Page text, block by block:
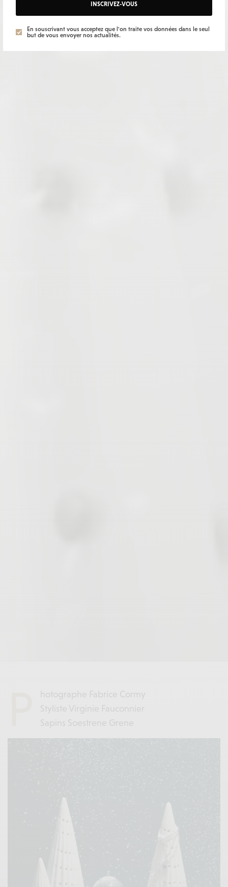
INSCRIVEZ-VOUS
En souscrivant vous acceptez que l'on traite vos données dans le seul
but de vous envoyer nos actualités.
hotographe Fabrice Cormy
Styliste Virginie Fauconnier
Sapins Soestrene Grene